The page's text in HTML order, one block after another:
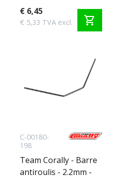
€ 6,45
€ 5,33 TVA excl. shopping_cart
C-00180-
198
Team Corally - Barre
antiroulis - 2.2mm -